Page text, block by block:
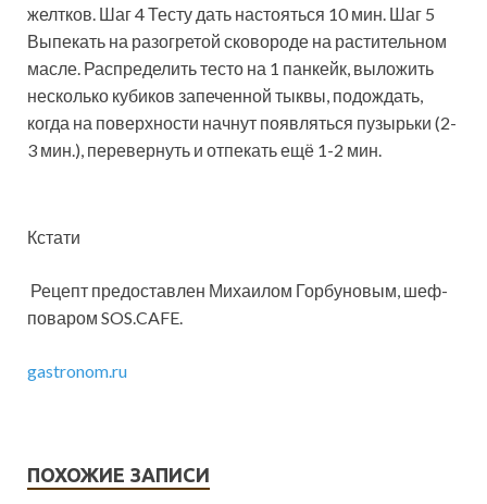
желтков. Шаг 4 Тесту дать настояться 10 мин. Шаг 5
Выпекать на разогретой сковороде на растительном
масле. Распределить тесто на 1 панкейк, выложить
несколько кубиков запеченной тыквы, подождать,
когда на поверхности начнут появляться пузырьки (2-
3 мин.), перевернуть и отпекать ещё 1-2 мин.
Кстати
Рецепт предоставлен Михаилом Горбуновым, шеф-
поваром SOS.CAFE.
gastronom.ru
ПОХОЖИЕ ЗАПИСИ